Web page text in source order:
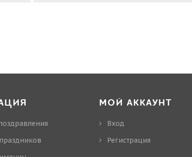
МОЙ АККАУНТ
Вход
Регистрация